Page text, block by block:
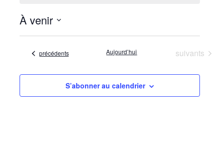
À venir
date. Évènements
précédents Aujourd’hui Évènements
suivants
S’abonner au calendrier